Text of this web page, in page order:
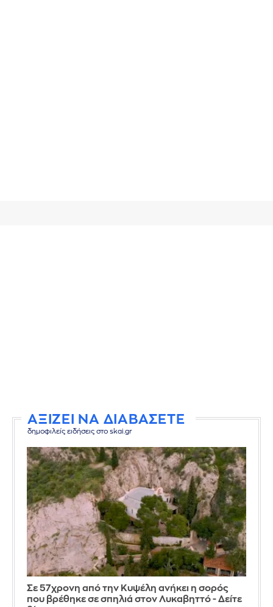
ΑΞΙΖΕΙ ΝΑ ΔΙΑΒΑΣΕΤΕ
δημοφιλείς ειδήσεις στο skai.gr
Σε 57χρονη από την Κυψέλη ανήκει η σορός
που βρέθηκε σε σπηλιά στον Λυκαβηττό - Δείτε